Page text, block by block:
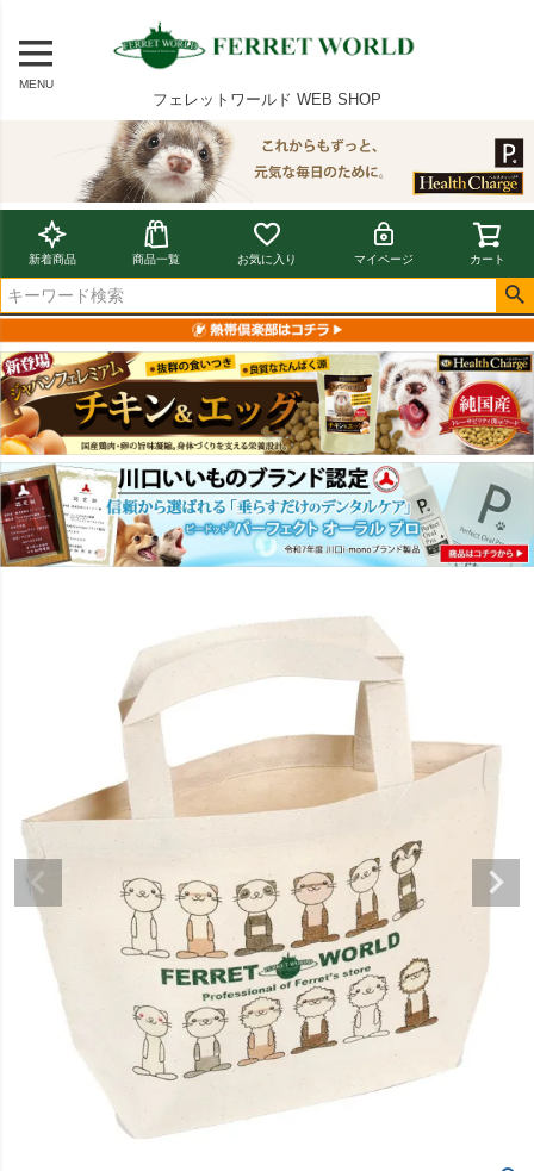
MENU
フェレットワールド WEB SHOP
新着商品 商品一覧 お気に入り マイページ カート